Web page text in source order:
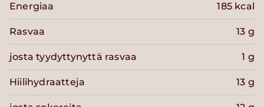
Energiaa 185 kcal
Rasvaa 13 g
josta tyydyttynyttä rasvaa 1 g
Hiilihydraatteja 13 g